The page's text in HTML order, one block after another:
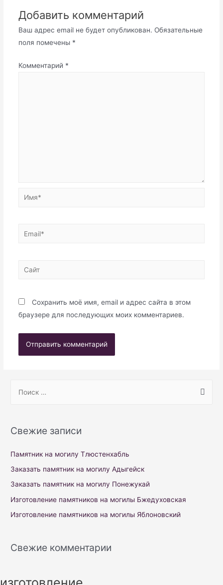
Добавить комментарий
Ваш адрес email не будет опубликован. Обязательные
поля помечены *
Комментарий *
Имя*
Email*
Сайт
Сохранить моё имя, email и адрес сайта в этом
браузере для последующих моих комментариев.
r
h
f
o
Свежие записи
Памятник на могилу Тлюстенхабль
Заказать памятник на могилу Адыгейск
Заказать памятник на могилу Понежукай
Изготовление памятников на могилы Бжедуховская
Изготовление памятников на могилы Яблоновский
Свежие комментарии